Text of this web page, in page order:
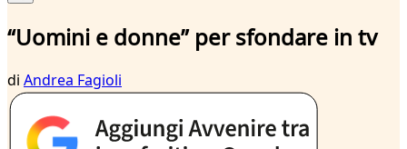
“Uomini e donne” per sfondare in tv
di Andrea Fagioli